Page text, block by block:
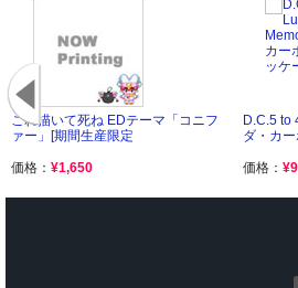
これ描いて死ね EDテーマ「コニフ
ァー」[期間生産限定
価格： ¥1,650
D.C.5 to
ダ・カ
価格：